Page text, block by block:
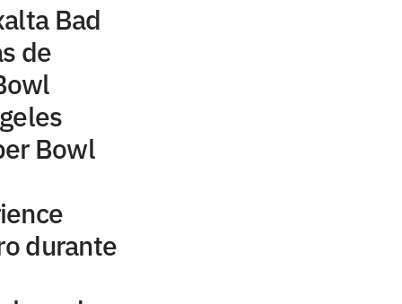
Bad
de
Bowl
durante